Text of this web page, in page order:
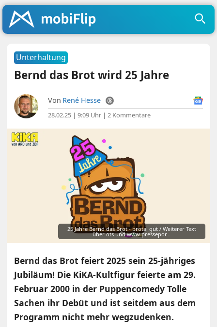
Unterhaltung
Bernd das Brot wird 25 Jahre
Von René Hesse
28.02.25 | 9:09 Uhr |2 Kommentare
25 Jahre Bernd das Brot - brotal gut / Weiterer Text
über ots und www.pressepor…
Bernd das Brot feiert 2025 sein 25-jähriges
Jubiläum! Die KiKA-Kultfigur feierte am 29.
Februar 2000 in der Puppencomedy Tolle
Sachen ihr Debüt und ist seitdem aus dem
Programm nicht mehr wegzudenken.